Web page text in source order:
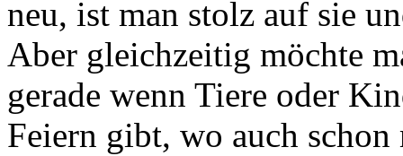
neu, ist man stolz auf sie
Aber gleichzeitig möchte
gerade wenn Tiere oder
Feiern gibt, wo auch